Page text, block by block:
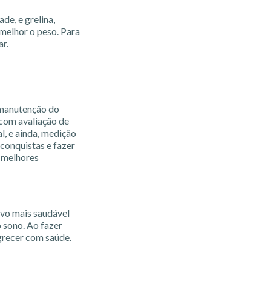
e grelina,
o peso. Para
do
avaliação de
e ainda, medição
e fazer
mais saudável
sono. Ao fazer
com saúde.